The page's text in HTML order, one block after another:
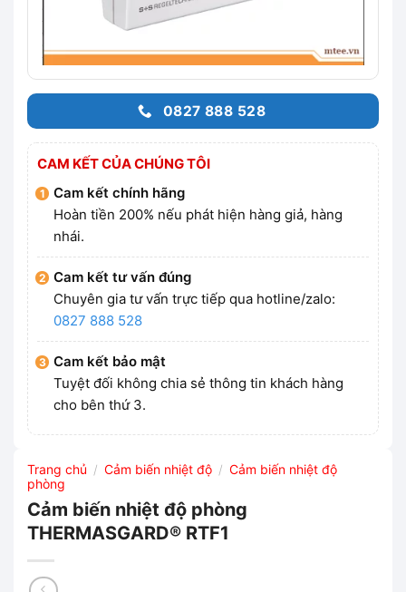
0827 888 528
CAM KẾT CỦA CHÚNG TÔI
Cam kết chính hãng
Hoàn tiền 200% nếu phát hiện hàng giả, hàng
nhái.
Cam kết tư vấn đúng
Chuyên gia tư vấn trực tiếp qua hotline/zalo:
0827 888 528
Cam kết bảo mật
Tuyệt đối không chia sẻ thông tin khách hàng
cho bên thứ 3.
Trang chủ / Cảm biến nhiệt độ / Cảm biến nhiệt độ
phòng
Cảm biến nhiệt độ phòng
THERMASGARD® RTF1